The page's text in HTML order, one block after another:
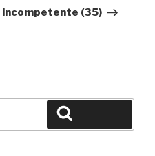
incompetente (35)